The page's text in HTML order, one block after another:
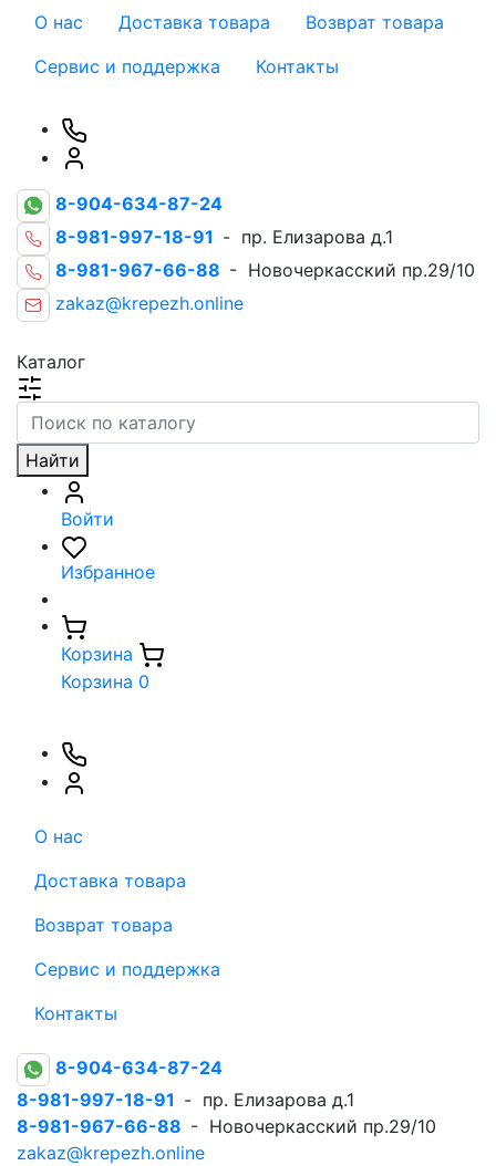
О нас Доставка товара
Возврат товара
Сервис и поддержка
Контакты
8-904-634-87-24
8-981-997-18-91 - пр. Елизарова д.1
8-981-967-66-88 - Новочеркасский пр.29/10
zakaz@krepezh.online
Каталог
Найти
Войти
Избранное
Корзина
Корзина 0
О нас
Доставка товара
Возврат товара
Сервис и поддержка
Контакты
8-904-634-87-24
8-981-997-18-91 - пр. Елизарова д.1
8-981-967-66-88 - Новочеркасский пр.29/10
zakaz@krepezh.online